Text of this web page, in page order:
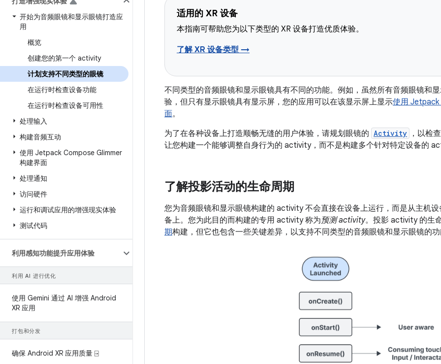
开始为音频眼镜和显示眼镜打造应
用
概览
创建您的第一个 activity
计划支持不同类型的眼镜
在运行时检查设备功能
在运行时检查设备可用性
处理输入
构建音频互动
使用 Jetpack Compose Glimmer
构建界面
处理通知
访问硬件
运行和调试应用的增强现实体验
测试代码
利用感知功能提升应用体验
利用 AI 进行优化
使用 Gemini 通过 AI 增强 Android
XR 应用
打包和分发
确保 Android XR 应用质量 ⍈
适用的 XR 设备
本指南可帮助您为以下类型的 XR 设备打造优质体验。
了解 XR 设备类型 →
不同类型的音频眼镜和显示眼镜具有不同的功能。例如，虽然所有音频眼镜和
验，但只有显示眼镜具有显示屏，您的应用可以在该显示屏上显示使用 Jetpack
面。
为了在各种设备上打造顺畅无缝的用户体验，请规划眼镜的 Activity
，以检
让您构建一个能够调整自身行为的 activity，而不是构建多个针对特定设备的
了解投影活动的生命周期
您为音频眼镜和显示眼镜构建的 activity 不会直接在设备上运行，而是从主机
备上。您为此目的而构建的专用 activity 称为预测 activity。投影 activity 的生
期构建，但它也包含一些关键差异，以支持不同类型的音频眼镜和显示眼镜的